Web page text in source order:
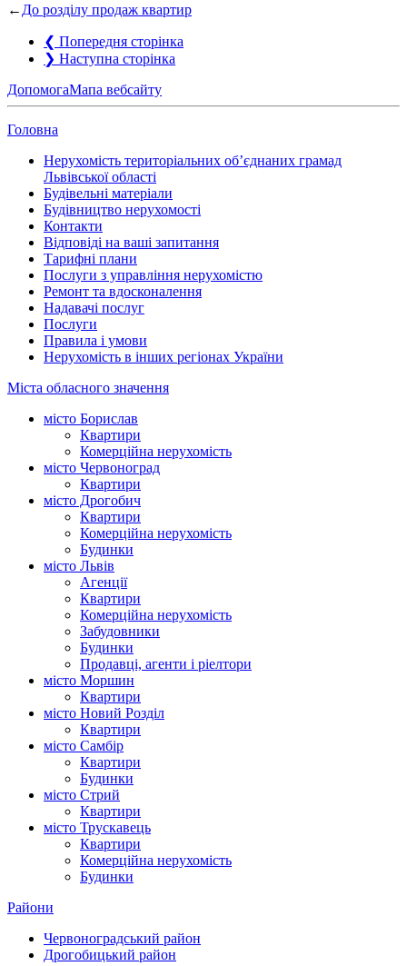
← До розділу продаж квартир
❮ Попередня сторінка
❯ Наступна сторінка
ДопомогаМапа вебсайту
Головна
Нерухомість територіальних об’єднаних грамад
Львівської області
Будівельні матеріали
Будівництво нерухомості
Контакти
Відповіді на ваші запитання
Тарифні плани
Послуги з управління нерухомістю
Ремонт та вдосконалення
Надавачі послуг
Послуги
Правила і умови
Нерухомість в інших регіонах України
Міста обласного значення
місто Борислав
Квартири
Комерційна нерухомість
місто Червоноград
Квартири
місто Дрогобич
Квартири
Комерційна нерухомість
Будинки
місто Львів
Агенції
Квартири
Комерційна нерухомість
Забудовники
Будинки
Продавці, агенти і ріелтори
місто Моршин
Квартири
місто Новий Розділ
Квартири
місто Самбір
Квартири
Будинки
місто Стрий
Квартири
місто Трускавець
Квартири
Комерційна нерухомість
Будинки
Райони
Червоноградський район
Дрогобицький район